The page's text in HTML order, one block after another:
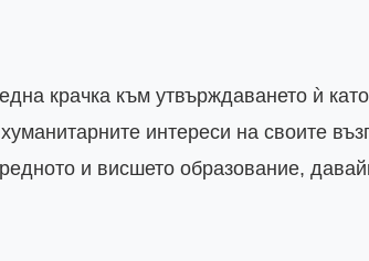
крачка към утвърждаването ѝ
интереси на своите
и висшето образование,